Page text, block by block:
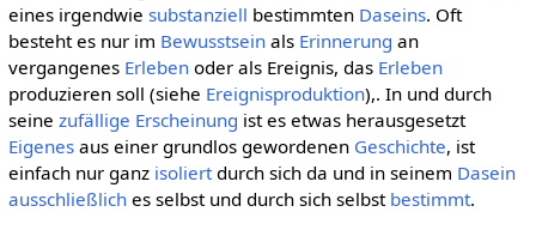
eines irgendwie substanziell bestimmten Daseins. Oft
besteht es nur im Bewusstseinals Erinnerung an
vergangenes Erlebenoder als Ereignis, das Erleben
produzieren soll (siehe Ereignisproduktion),. In und durch
seine zufällige Erscheinung ist es etwas herausgesetzt
Eigenesaus einer grundlos gewordenen Geschichte, ist
einfach nur ganz isoliertdurch sich da und in seinem Dasein
ausschließliches selbst und durch sich selbst bestimmt.